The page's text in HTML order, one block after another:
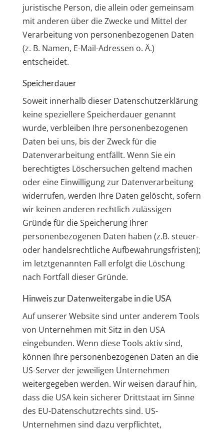
juristische Person, die allein oder gemeinsam
mit anderen über die Zwecke und Mittel der
Verarbeitung von personenbezogenen Daten
(z. B. Namen, E-Mail-Adressen o. Ä.)
entscheidet.
Speicherdauer
Soweit innerhalb dieser Datenschutzerklärung
keine speziellere Speicherdauer genannt
wurde, verbleiben Ihre personenbezogenen
Daten bei uns, bis der Zweck für die
Datenverarbeitung entfällt. Wenn Sie ein
berechtigtes Löschersuchen geltend machen
oder eine Einwilligung zur Datenverarbeitung
widerrufen, werden Ihre Daten gelöscht, sofern
wir keinen anderen rechtlich zulässigen
Gründe für die Speicherung Ihrer
personenbezogenen Daten haben (z.B. steuer-
oder handelsrechtliche Aufbewahrungsfristen);
im letztgenannten Fall erfolgt die Löschung
nach Fortfall dieser Gründe.
Hinweis zur Datenweitergabe in die USA
Auf unserer Website sind unter anderem Tools
von Unternehmen mit Sitz in den USA
eingebunden. Wenn diese Tools aktiv sind,
können Ihre personenbezogenen Daten an die
US-Server der jeweiligen Unternehmen
weitergegeben werden. Wir weisen darauf hin,
dass die USA kein sicherer Drittstaat im Sinne
des EU-Datenschutzrechts sind. US-
Unternehmen sind dazu verpflichtet,